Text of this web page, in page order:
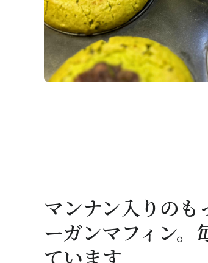
マンナン入りのも
ーガンマフィン
ています